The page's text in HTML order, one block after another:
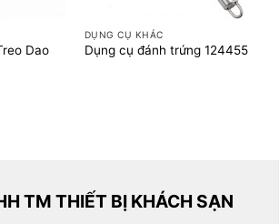
Dao
DỤNG CỤ KHÁC
Dụng cụ đánh trứng 124455
TM THIẾT BỊ KHÁCH SẠN